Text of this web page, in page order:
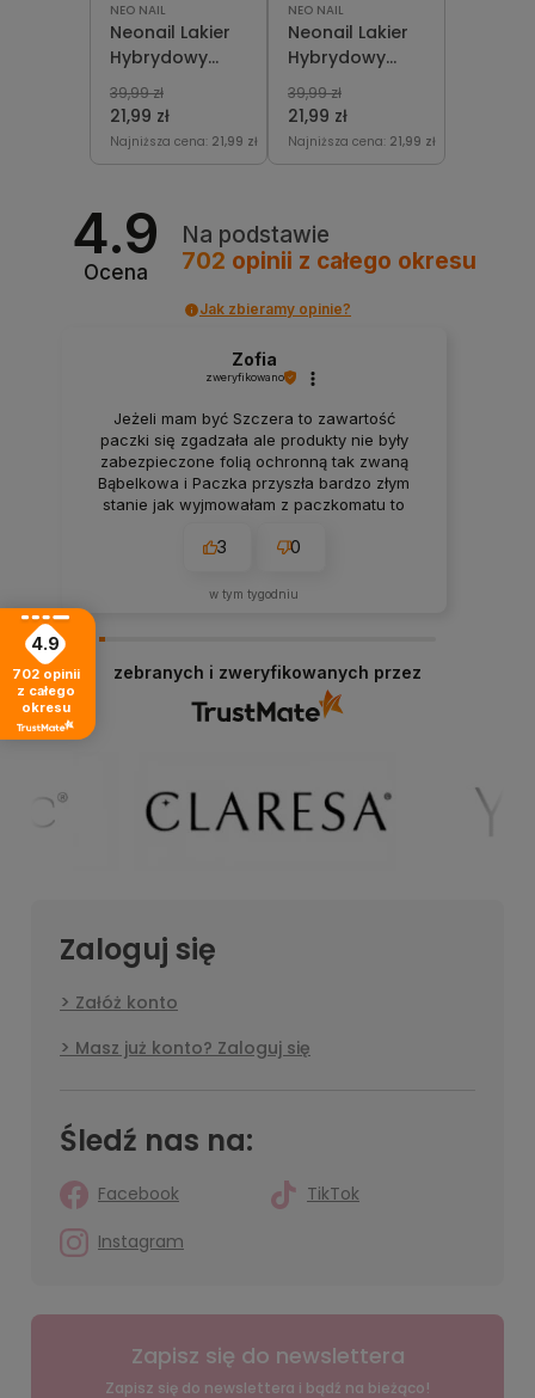
NEO NAIL
Neonail Lakier
Hybrydowy
Tropical State
Of Mind 7,2 ml
21,99 zł
39,99 zł
Najniższa cena: 21,99 zł
NEO NAIL
Neonail Lakier
Hybrydowy
Way To Be Free
7,2 ml
21,99 zł
39,99 zł
Najniższa cena: 21,99 zł
4.9
Ocena
Na podstawie
702 opinii z całego okresu
Jak zbieramy opinie?
Zofia
zweryfikowano
Jeżeli mam być Szczera to zawartość
paczki się zgadzała ale produkty nie były
zabezpieczone folią ochronną tak zwaną
Bąbelkowa i Paczka przyszła bardzo złym
stanie jak wyjmowałam z paczkomatu to
rozważałam to czy bym zamówiła drugi raz
3 0
w tym tygodniu
zebranych i zweryfikowanych przez
Zaloguj się
Załóż konto
Masz już konto? Zaloguj się
Śledź nas na:
Facebook
TikTok
Instagram
Zapisz się do newslettera
Zapisz się do newslettera i bądź na bieżąco!
4.9
702 opinii
z całego
okresu